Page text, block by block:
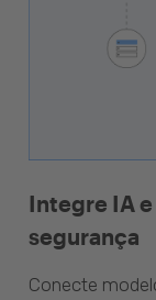
Integre IA
segurança
Conecte